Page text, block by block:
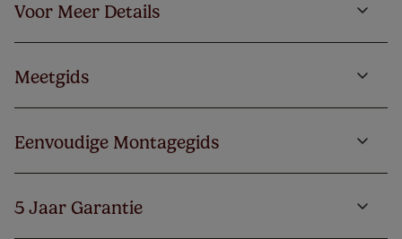
Voor Meer Details
Meetgids
Eenvoudige Montagegids
5 Jaar Garantie